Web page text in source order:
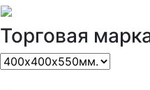
Торговая